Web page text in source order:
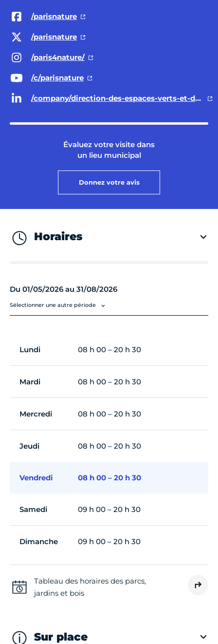
/parisnature
/parisnature
/paris4nature/
/c/parisnature
/company/direction-des-espaces-verts-et-de-l-environnement-ville-de-paris/
Évaluez votre visite dans
un lieu municipal
Donnez votre avis
Horaires
Du 01/05/2026 au 31/08/2026
Sélectionner une autre période
Lundi 08 h 00 – 20 h 30
Mardi 08 h 00 – 20 h 30
Mercredi 08 h 00 – 20 h 30
Jeudi 08 h 00 – 20 h 30
Vendredi 08 h 00 – 20 h 30
Samedi 09 h 00 – 20 h 30
Dimanche 09 h 00 – 20 h 30
Tableau des horaires des parcs,
jardins et bois
Sur place